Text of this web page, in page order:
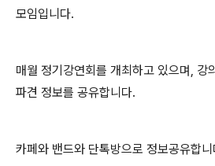
모임입니다.
매월 정기강연회를 개최하고 있으며, 강
파견 정보를 공유합니다.
카페와 밴드와 단톡방으로 정보공유합니